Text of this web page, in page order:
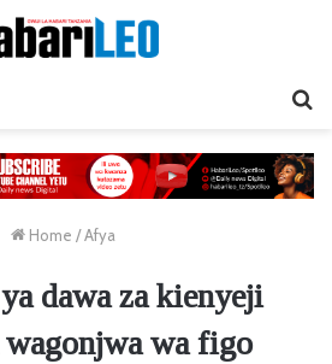
Home / Afya
dawa za kienyeji
wagonjwa wa figo